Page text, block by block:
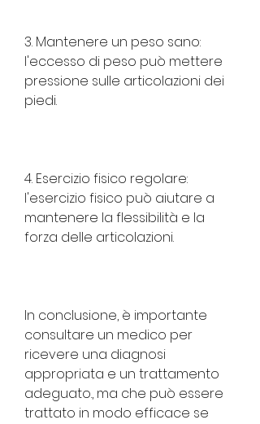
3. Mantenere un peso sano:
l'eccesso di peso può mettere
pressione sulle articolazioni dei
piedi.
4. Esercizio fisico regolare:
l'esercizio fisico può aiutare a
mantenere la flessibilità e la
forza delle articolazioni.
In conclusione, è importante
consultare un medico per
ricevere una diagnosi
appropriata e un trattamento
adeguato., ma che può essere
trattato in modo efficace se